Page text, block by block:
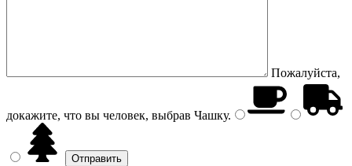
Пожалуйста,
докажите, что вы человек, выбрав Чашку.